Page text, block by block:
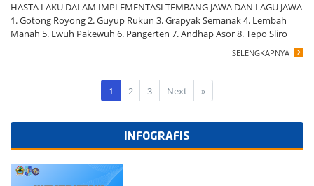
HASTA LAKU DALAM IMPLEMENTASI TEMBANG JAWA DAN LAGU JAWA
1. Gotong Royong 2. Guyup Rukun 3. Grapyak Semanak 4. Lembah
Manah 5. Ewuh Pakewuh 6. Pangerten 7. Andhap Asor 8. Tepo Sliro
SELENGKAPNYA
1 2 3 Next »
INFOGRAFIS